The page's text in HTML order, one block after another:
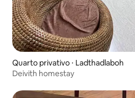
Quarto privativo ⋅ Ladthadlaboh
Deivith homestay